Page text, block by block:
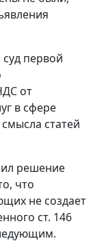
первой
от
в сфере
статей
решение
что
не создает
ст. 146